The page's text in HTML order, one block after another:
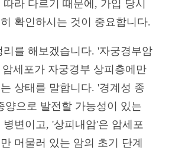
따라 다르기 때문에, 가입 당시
확인하시는 것이 중요합니다.
리를 해보겠습니다. '자궁경부암
세포가 자궁경부 상피층에만
상태를 말합니다. '경계성 종
양으로 발전할 가능성이 있는
병변이고, '상피내암'은 암세포
머물러 있는 암의 초기 단계